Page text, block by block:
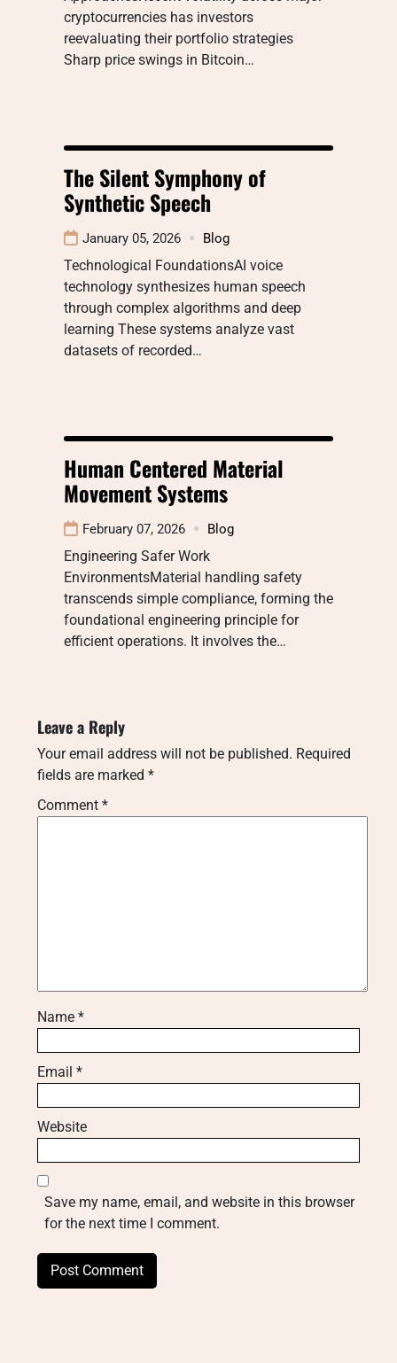
cryptocurrencies has investors
reevaluating their portfolio strategies
Sharp price swings in Bitcoin…
The Silent Symphony of
Synthetic Speech
January 05, 2026 Blog
Technological FoundationsAI voice
technology synthesizes human speech
through complex algorithms and deep
learning These systems analyze vast
datasets of recorded…
Human Centered Material
Movement Systems
February 07, 2026 Blog
Engineering Safer Work
EnvironmentsMaterial handling safety
transcends simple compliance, forming the
foundational engineering principle for
efficient operations. It involves the…
Leave a Reply
Your email address will not be published. Required
fields are marked *
Comment *
Name *
Email *
Website
Save my name, email, and website in this browser
for the next time I comment.